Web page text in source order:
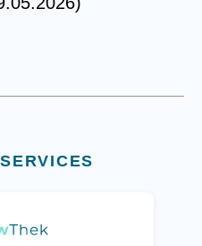
(öffnet in neuem Tab)